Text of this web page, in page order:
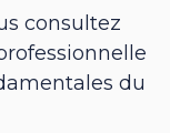
consultez
du